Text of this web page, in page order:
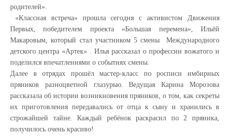
родителей».
«Классная встреча» прошла сегодня с активистом Движения
Первых, победителем проекта «Большая перемена», Ильёй
Макаровым, который стал участником 5 смены Международного
детского центра «Артек» . Илья рассказал о профессии вожатого и
поделился впечатлениями о событиях смены.
Далее в отрядах прошёл мастер-класс по росписи имбирных
пряников разноцветной глазурью. Ведущая Карина Морозова
рассказала об истории возникновения пряников, о том, как секреты
их приготовления передавались от отца к сыну и хранились в
строжайшей тайне. Каждый ребёнок раскрасил по 2 пряника,
получилось очень красиво!